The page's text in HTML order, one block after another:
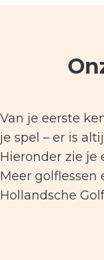
Van je eerste
je spel – er is
Hieronder zie je
Meer golflessen
Hollandsche